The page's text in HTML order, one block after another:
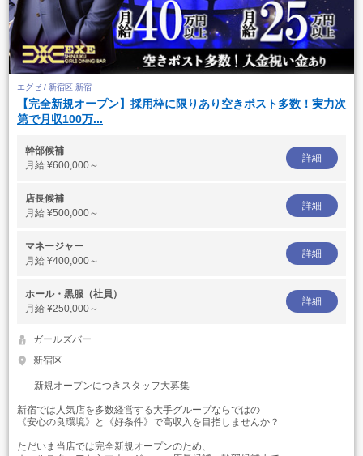
エグゼ / 新宿区 新宿
【完全新規オープン】採用枠に限りあり空きポスト多数！実力次
第で月収100万...
幹部候補
月給 ¥600,000～
詳細
店長候補
月給 ¥500,000～
詳細
マネージャー
月給 ¥400,000～
詳細
ホール・黒服（社員）
月給 ¥250,000～
詳細
ガールズバー
新宿区
── 新規オープンにつきスタッフ大募集 ──
新宿では人気店を多数経営する大手グループならではの
《安心の良環境》と《好条件》で高収入を目指しませんか？
ただいま当店では完全新規オープンのため、